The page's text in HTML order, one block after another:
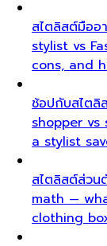
สไตลิสต์มือ
stylist vs
cons, and
ช้อปกับสไตลิ
shopper vs
a stylist
สไตลิสต์ส่วน
math —
clothing